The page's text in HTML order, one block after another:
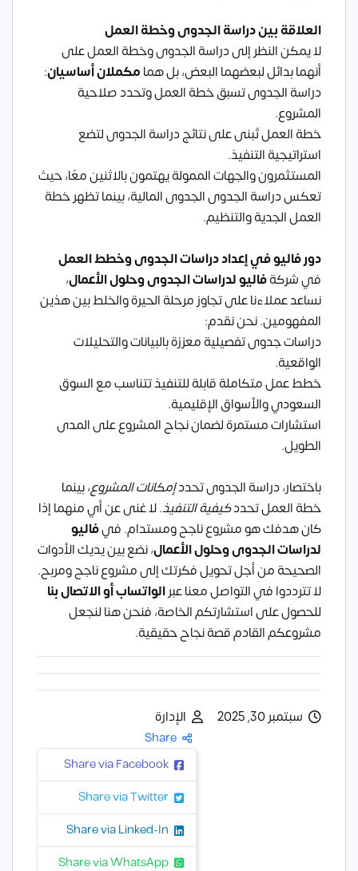
العلاقة بين دراسة الجدوى وخطة العمل
لا يمكن النظر إلى دراسة الجدوى وخطة العمل على
أنهما بدائل لبعضهما البعض، بل همامكملان أساسيان:
دراسة الجدوى تسبق خطة العمل وتحدد صلاحية
المشروع.
خطة العمل تُبنى على نتائج دراسة الجدوى لتضع
استراتيجية التنفيذ.
المستثمرون والجهات الممولة يهتمون بالاثنين معًا، حيث
تعكس دراسة الجدوى الجدوى المالية، بينما تظهر خطة
العمل الجدية والتنظيم.
دور فاليو في إعداد دراسات الجدوى وخطط العمل
في شركةفاليو لدراسات الجدوى وحلول الأعمال،
نساعد عملاءنا على تجاوز مرحلة الحيرة والخلط بين هذين
المفهومين. نحن نقدم:
دراسات جدوى تفصيلية معززة بالبيانات والتحليلات
الواقعية.
خطط عمل متكاملة قابلة للتنفيذ تتناسب مع السوق
السعودي والأسواق الإقليمية.
استشارات مستمرة لضمان نجاح المشروع على المدى
الطويل.
باختصار، دراسة الجدوى تحددإمكانات المشروع، بينما
خطة العمل تحددكيفية التنفيذ. لا غنى عن أي منهما إذا
كان هدفك هو مشروع ناجح ومستدام. فيفاليو
لدراسات الجدوى وحلول الأعمال، نضع بين يديك الأدوات
الصحيحة من أجل تحويل فكرتك إلى مشروع ناجح ومربح.
لا تترددوا في التواصل معنا عبرالواتسابأوالاتصال بنا
للحصول على استشارتكم الخاصة، فنحن هنا لنجعل
مشروعكم القادم قصة نجاح حقيقية.
سبتمبر 30, 2025 الإدارة
Share
Share via Facebook
Share via Twitter
Share via Linked-In
Share via WhatsApp